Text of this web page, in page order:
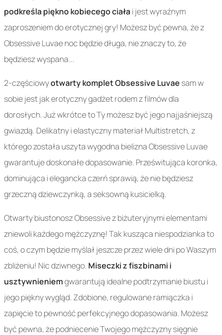
podkreśla piękno kobiecego ciałai jest wyraźnym
zaproszeniem do erotycznej gry! Możesz być pewna, że z
Obsessive Luvae noc będzie długa, nie znaczy to, że
będziesz wyspana...
2-częściowyotwarty komplet Obsessive Luvae sam w
sobie jest jak erotyczny gadżet rodem z filmów dla
dorosłych. Już wkrótce to Ty możesz być jego najjaśniejszą
gwiazdą. Delikatny i elastyczny materiał Multistretch, z
którego została uszyta wygodna bielizna Obsessive Luvae
gwarantuje doskonałe dopasowanie. Prześwitująca koronka,
dominująca i elegancka czerń sprawią, że nie będziesz
grzeczną dziewczynką, a seksowną kusicielką.
Otwarty biustonosz Obsessive z biżuteryjnymi elementami
zniewoli każdego mężczyznę! Tak kusząca niespodzianka to
coś, o czym będzie myślał jeszcze przez wiele dni po Waszym
zbliżeniu! Nic dziwnego. Miseczki z fiszbinami i
usztywnieniemgwarantują idealne podtrzymanie biustu i
jego piękny wygląd. Zdobione, regulowane ramiączka i
zapięcie to pewność perfekcyjnego dopasowania. Możesz
być pewna, że podniecenie Twojego mężczyzny sięgnie